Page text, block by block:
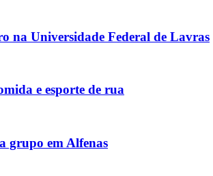
na Universidade Federal de Lavras
e esporte de rua
grupo em Alfenas